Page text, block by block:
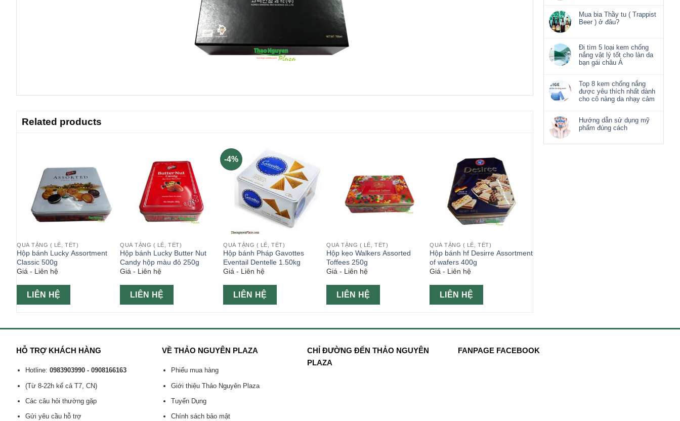
Mua bia Thầy tu ( Trappist
Beer ) ở đâu?
Đi tìm 5 loại kem chống
nắng vật lý tốt cho làn da
bạn gái châu Á
Top 8 kem chống nắng
được yêu thích nhất dành
cho cô nàng da nhạy cảm
Hướng dẫn sử dụng mỹ
phẩm đúng cách
Related products
QUÀ TẶNG ( LỄ, TẾT)
Hộp bánh Lucky Assortment
Classic 500g
Giá - Liên hệ
LIÊN HỆ
QUÀ TẶNG ( LỄ, TẾT)
Hộp bánh Lucky Butter Nut
Candy hộp màu đỏ 250g
Giá - Liên hệ
LIÊN HỆ
-4%
QUÀ TẶNG ( LỄ, TẾT)
Hộp bánh Pháp Gavottes
Eventail Dentelle 1.50kg
Giá - Liên hệ
LIÊN HỆ
QUÀ TẶNG ( LỄ, TẾT)
Hộp kẹo Walkers Assorted
Toffees 250g
Giá - Liên hệ
LIÊN HỆ
QUÀ TẶNG ( LỄ, TẾT)
Hộp bánh hf Desirre Assortment
of wafers 400g
Giá - Liên hệ
LIÊN HỆ
HỖ TRỢ KHÁCH HÀNG
Hotline: 0983903990 - 0908166163
(Từ 8-22h kể cả T7, CN)
Các câu hỏi thường gặp
Gửi yêu cầu hỗ trợ
VỀ THẢO NGUYÊN PLAZA
Phiếu mua hàng
Giới thiệu Thảo Nguyên Plaza
Tuyển Dụng
Chính sách bảo mật
CHỈ ĐƯỜNG ĐẾN THẢO NGUYÊN
PLAZA
FANPAGE FACEBOOK